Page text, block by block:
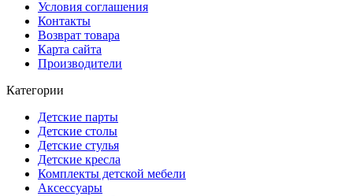
Условия соглашения
Контакты
Возврат товара
Карта сайта
Производители
Категории
Детские парты
Детские столы
Детские стулья
Детские кресла
Комплекты детской мебели
Аксессуары